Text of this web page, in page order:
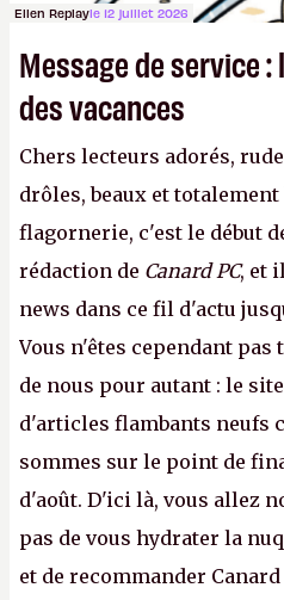
Ellen Replayle 12 juillet 2026
Message de service
des vacances
Chers lecteurs adorés,
drôles, beaux et
flagornerie, c'est le début
rédaction de Canard PC, et
news dans ce fil d'actu
Vous n'êtes cependant pas
de nous pour autant : le
d'articles flambants neufs
sommes sur le point de
d'août. D'ici là, vous allez
pas de vous hydrater la
et de recommander Canard